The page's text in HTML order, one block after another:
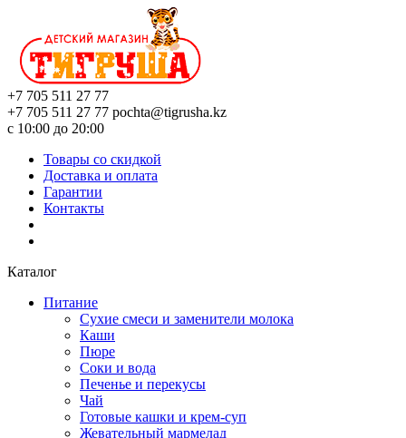
+7 705 511 27 77
+7 705 511 27 77 pochta@tigrusha.kz
с 10:00 до 20:00
Товары со скидкой
Доставка и оплата
Гарантии
Контакты
Каталог
Питание
Сухие смеси и заменители молока
Каши
Пюре
Соки и вода
Печенье и перекусы
Чай
Готовые кашки и крем-суп
Жевательный мармелад